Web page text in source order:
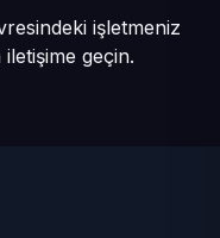
işletmeniz
geçin.